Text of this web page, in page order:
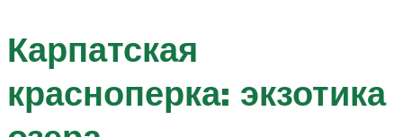
Карпатская
красноперка: экзотика